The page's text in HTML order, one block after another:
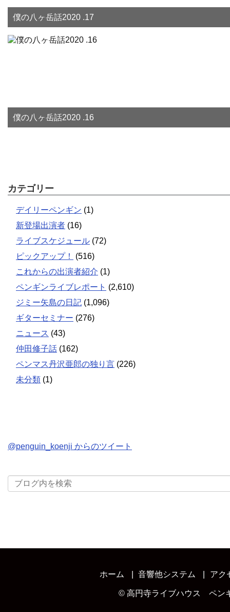
僕の八ヶ岳話2020 .17
僕の八ヶ岳話2020 .16
カテゴリー
デイリーペンギン (1)
新登場出演者 (16)
ライブスケジュール (72)
ピックアップ！
(516)
これからの出演者紹介 (1)
ペンギンライブレポート (2,610)
ジミー矢島の日記 (1,096)
ギターセミナー (276)
ニュース (43)
仲田修子話 (162)
ペンマス丹沢亜郎の独り言 (226)
未分類 (1)
@penguin_koenji からのツイート
ホーム 音響他システム アク
© 高円寺ライブハウス ペン